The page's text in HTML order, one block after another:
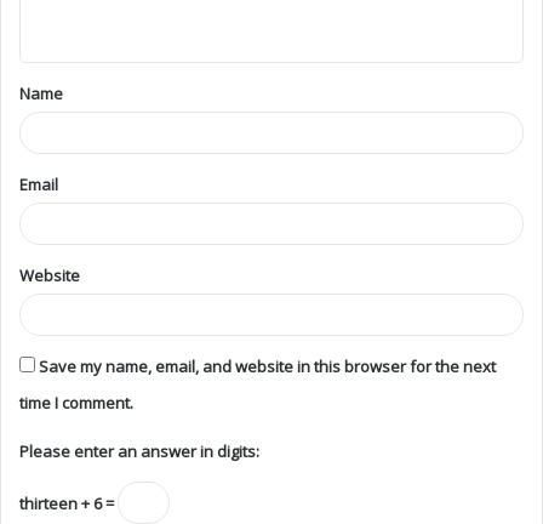
Name
Email
Website
Save my name, email, and website in this browser for the next
time I comment.
Please enter an answer in digits:
thirteen + 6 =